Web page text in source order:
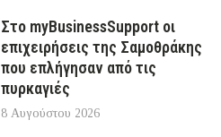
Στο myBusinessSupport οι
επιχειρήσεις της Σαμοθράκης
που επλήγησαν από τις
πυρκαγιές
8 Αυγούστου 2026